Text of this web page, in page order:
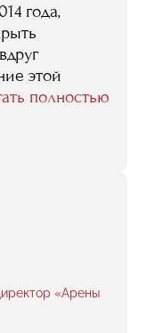
года,
этой
–
которые у
наша
время
Тем не
выбор я
пошла,
полностью
«Арены